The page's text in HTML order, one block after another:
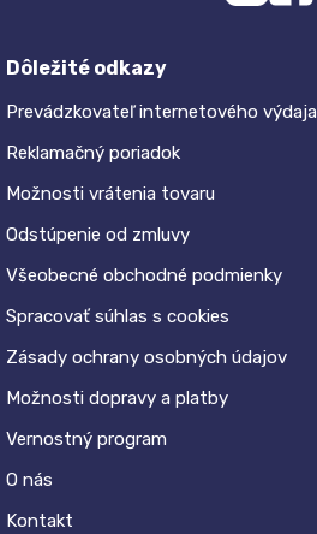
Dôležité odkazy
Prevádzkovateľ internetového výdaja
Reklamačný poriadok
Možnosti vrátenia tovaru
Odstúpenie od zmluvy
Všeobecné obchodné podmienky
Spracovať súhlas s cookies
Zásady ochrany osobných údajov
Možnosti dopravy a platby
Vernostný program
O nás
Kontakt